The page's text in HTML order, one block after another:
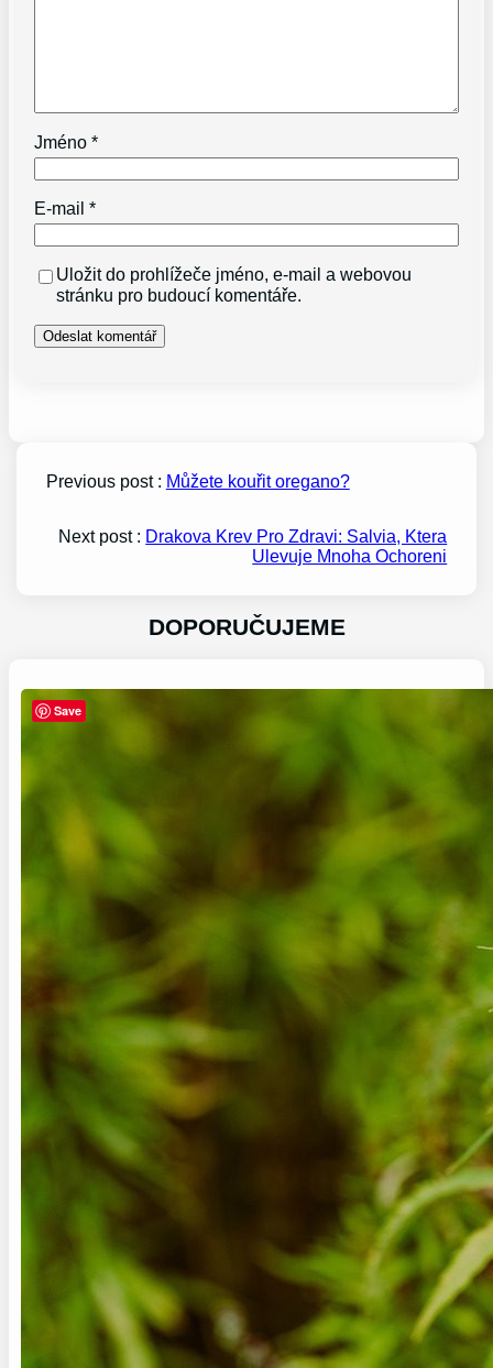
Jméno*
E-mail*
Uložit do prohlížeče jméno, e-mail a webovou
stránku pro budoucí komentáře.
Previous post : Můžete kouřit oregano?
Next post : Drakova Krev Pro Zdravi: Salvia, Ktera
Ulevuje Mnoha Ochoreni
DOPORUČUJEME
Save